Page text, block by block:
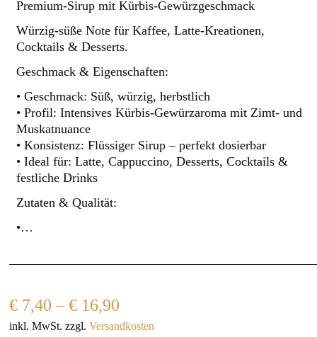
Premium-Sirup mit Kürbis-Gewürzgeschmack
Würzig-süße Note für Kaffee, Latte-Kreationen,
Cocktails & Desserts.
Geschmack & Eigenschaften:
• Geschmack: Süß, würzig, herbstlich
• Profil: Intensives Kürbis-Gewürzaroma mit Zimt- und
Muskatnuance
• Konsistenz: Flüssiger Sirup – perfekt dosierbar
• Ideal für: Latte, Cappuccino, Desserts, Cocktails &
festliche Drinks
Zutaten & Qualität:
•…
€ 7,40 –€ 16,90
inkl. MwSt. zzgl.Versandkosten